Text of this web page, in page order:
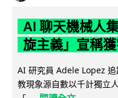
AI 聊天機械人
旋主義」宣稱
AI 研究員 Adele Lopez
教現象源自數以千計獨立